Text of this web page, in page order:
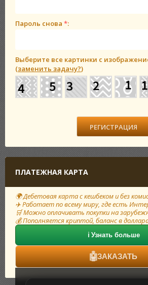
Пароль снова *:
Выберите все картинки с
(заменить задачу?)
ПЛАТЕЖНАЯ КАРТА
🌍 Дебетовая карта с кешбеком и без
✈️ Работает по всему миру, где есть
🛒 Можно оплачивать покупки на
💰 Пополняется криптой, баланс в
ℹ️ Узнать больше
🤖ЗАКАЗАТЬ